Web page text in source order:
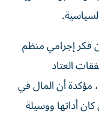
فكر إجرامي منظم
العتاد
مؤكدة أن المال في
أداتها ووسيلة